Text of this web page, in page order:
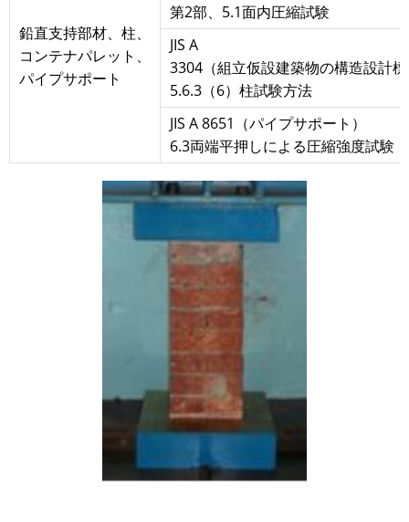
鉛直支持部材、柱、
コンテナパレット、
パイプサポート
第2部、5.1面内圧縮試験
JIS A
3304（組立仮設建築物の構造設計
5.6.3（6）柱試験方法
JIS A 8651（パイプサポート）
6.3両端平押しによる圧縮強度試験